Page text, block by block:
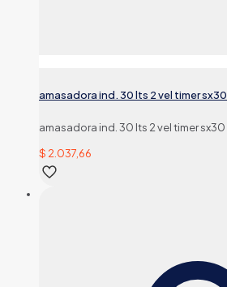
amasadora ind. 30 lts 2 vel timer sx30
amasadora ind. 30 lts 2 vel timer sx30
$ 2.037,66